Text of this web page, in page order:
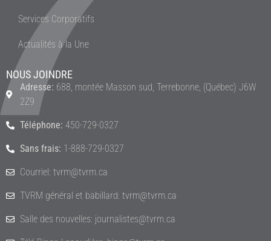
Services Corporatifs
Actualités à la Une
NOUS JOINDRE
Adresse: 688, montée Masson sud, Terrebonne, (Québec) J6W
2Z9
Téléphone: 450-729-0327
Sans frais: 1-888-729-0327
Courriel: tvrm@tvrm.ca
TVRM général et babillard: tvrm@tvrm.ca
Salle des nouvelles: journalistes@tvrm.ca